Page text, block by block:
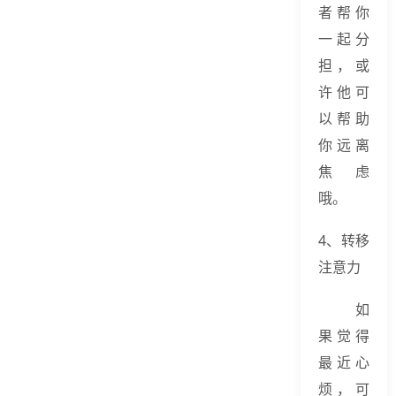
者帮你
一起分
担，或
许他可
以帮助
你远离
焦虑
哦。
4、转移
注意力
如
果觉得
最近心
烦，可